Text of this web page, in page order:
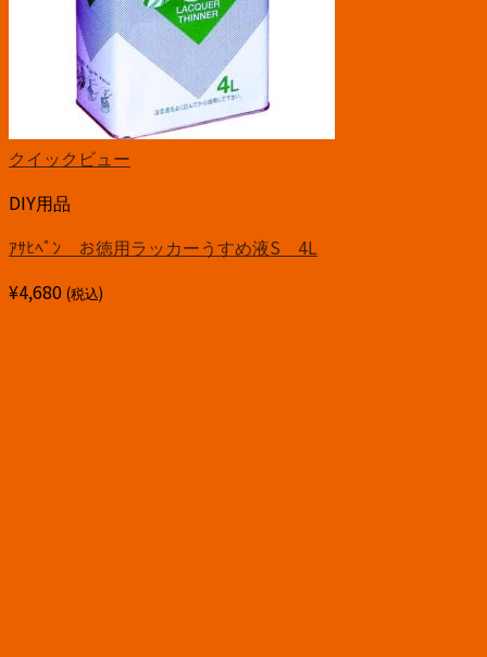
クイックビュー
DIY用品
ｱｻﾋﾍﾟﾝ お徳用ラッカーうすめ液S 4L
¥4,680 (税込)